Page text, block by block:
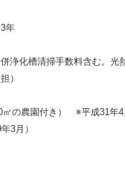
3年
浄化槽清掃手数料含む。光
）
㎡の農園付き） ※平成31年4
年3月）